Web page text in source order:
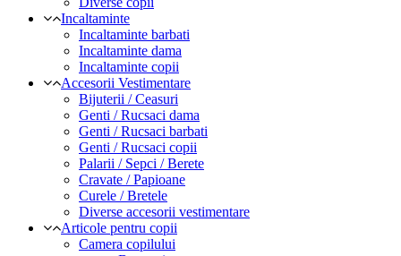
Incaltaminte
Incaltaminte barbati
Incaltaminte dama
Incaltaminte copii
Accesorii Vestimentare
Bijuterii / Ceasuri
Genti / Rucsaci dama
Genti / Rucsaci barbati
Genti / Rucsaci copii
Palarii / Sepci / Berete
Cravate / Papioane
Curele / Bretele
Diverse accesorii vestimentare
Articole pentru copii
Camera copilului